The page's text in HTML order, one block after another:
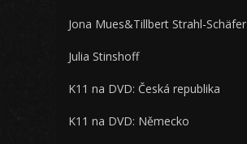
Jona Mues&Tillbert Strahl-Schäfer
Julia Stinshoff
K11 na DVD: Česká republika
K11 na DVD: Německo